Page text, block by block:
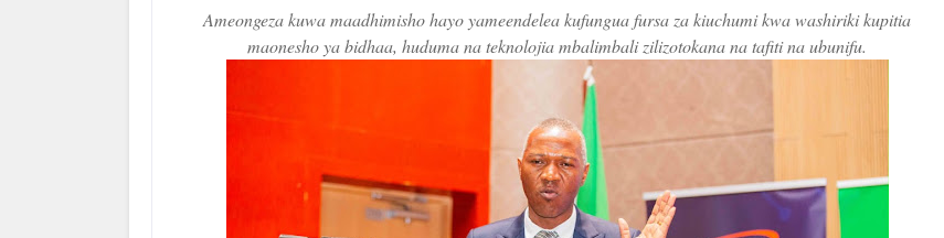
Ameongeza kuwa maadhimisho hayo yameendelea kufungua fursa za kiuchumi kwa washiriki kupitia
maonesho ya bidhaa, huduma na teknolojia mbalimbali zilizotokana na tafiti na ubunifu.